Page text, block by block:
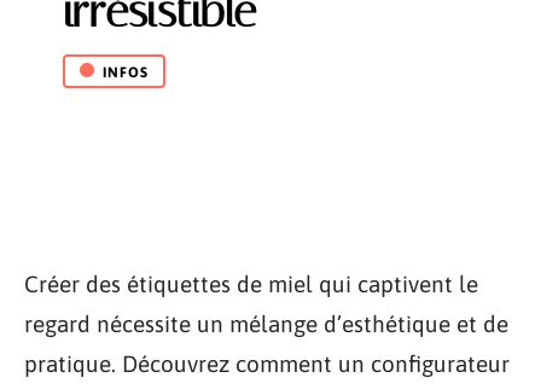
irrésistible
INFOS
Créer des étiquettes de miel qui captivent le
regard nécessite un mélange d’esthétique et de
pratique. Découvrez comment un configurateur